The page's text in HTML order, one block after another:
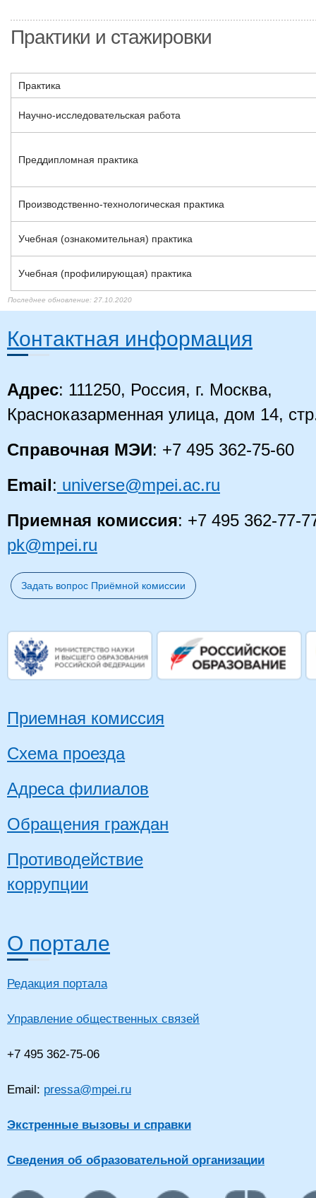
30.12.2021
30.12.2021
30.12.2021
25.12.2021
25.12.2021
25.12.2021
25.12.2021
25.12.2021
25.12.2021
25.12.2021
25.12.2021
24.12.2021
24.12.2021
Практики и стажировки
Практика
Научно-исследовательская работа
27.10.2020
Преддипломная практика
27.10.2020
Производственно-технологическая практика
27.10.2020
Учебная (ознакомительная) практика
27.10.2020
Учебная (профилирующая) практика
27.10.2020
Контактная информация
Адрес: 111250, Россия, г. Москва,
Красноказарменная улица, дом 14,
Справочная МЭИ: +7 495 362-75-60
Email: universe@mpei.ac.ru
Приемная комиссия: +7 495 362-77-
pk@mpei.ru
Задать вопрос Приёмной комиссии
Приемная комиссия
Схема проезда
Адреса филиалов
Обращения граждан
Противодействие
коррупции
О портале
Редакция портала
Управление общественных связей
+7 495 362-75-06
Email: pressa@mpei.ru
Экстренные вызовы и справки
Сведения об образовательной организации